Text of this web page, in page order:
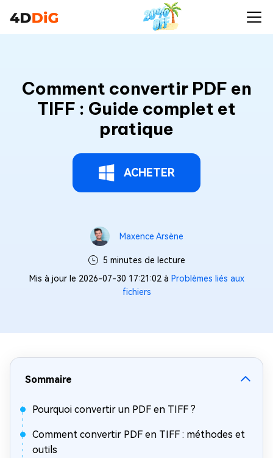
Comment convertir PDF en
TIFF : Guide complet et
pratique
ACHETER
Maxence Arsène
5 minutes de lecture
Mis à jour le 2026-07-30 17:21:02 à Problèmes liés aux
fichiers
Sommaire
Pourquoi convertir un PDF en TIFF ?
Comment convertir PDF en TIFF : méthodes et
outils